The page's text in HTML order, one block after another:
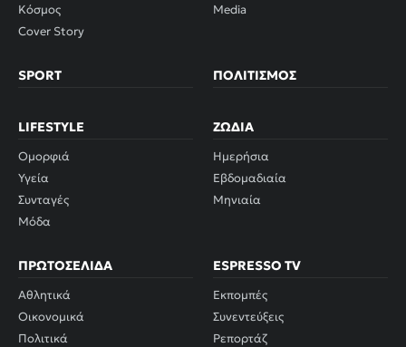
Κόσμος
Cover Story
Media
SPORT ΠΟΛΙΤΙΣΜΌΣ
LIFESTYLE
Ομορφιά
Υγεία
Συνταγές
Μόδα
ΖΏΔΙΑ
Ημερήσια
Εβδομαδιαία
Μηνιαία
ΠΡΩΤΟΣΈΛΙΔΑ
Αθλητικά
Οικονομικά
Πολιτικά
ESPRESSO TV
Εκπομπές
Συνεντεύξεις
Ρεπορτάζ